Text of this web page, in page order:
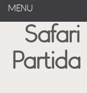
MENU